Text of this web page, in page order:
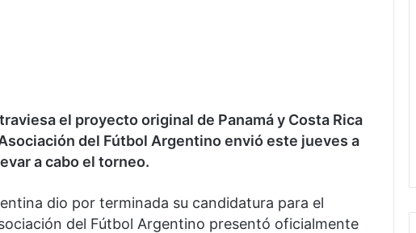
el proyecto original de Panamá y Costa Rica
del Fútbol Argentino envió este jueves a
a cabo el torneo.
dio por terminada su candidatura para el
del Fútbol Argentino presentó oficialmente